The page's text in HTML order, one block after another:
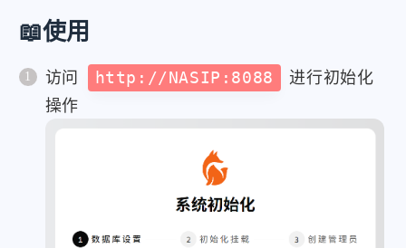
📖使用
访问 http://NASIP:8088
进行初始化
操作